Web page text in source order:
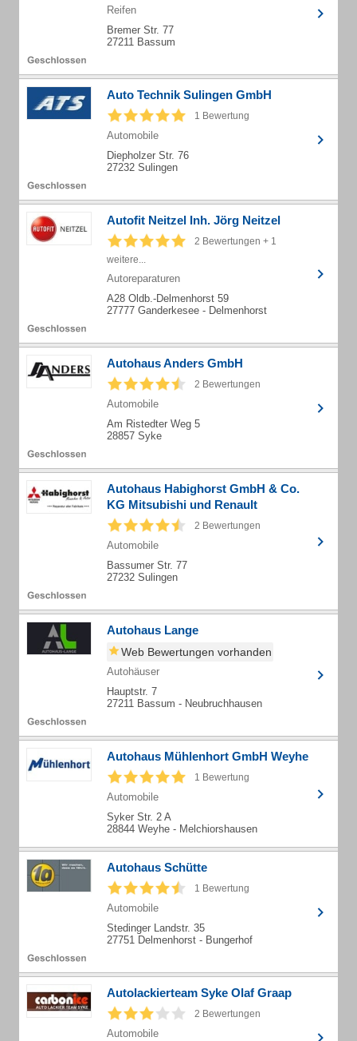
Reifen
Bremer Str. 77
27211 Bassum
Auto Technik Sulingen GmbH
1 Bewertung
Automobile
Diepholzer Str. 76
27232 Sulingen
Autofit Neitzel Inh. Jörg Neitzel
2 Bewertungen + 1
weitere...
Autoreparaturen
A28 Oldb.-Delmenhorst 59
27777 Ganderkesee - Delmenhorst
Autohaus Anders GmbH
2 Bewertungen
Automobile
Am Ristedter Weg 5
28857 Syke
Autohaus Habighorst GmbH & Co.
KG Mitsubishi und Renault
2 Bewertungen
Automobile
Bassumer Str. 77
27232 Sulingen
Autohaus Lange
Web Bewertungen vorhanden
Autohäuser
Hauptstr. 7
27211 Bassum - Neubruchhausen
Autohaus Mühlenhort GmbH Weyhe
1 Bewertung
Automobile
Syker Str. 2 A
28844 Weyhe - Melchiorshausen
Autohaus Schütte
1 Bewertung
Automobile
Stedinger Landstr. 35
27751 Delmenhorst - Bungerhof
Autolackierteam Syke Olaf Graap
2 Bewertungen
Automobile